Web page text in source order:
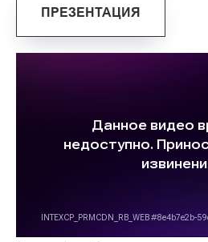
ПРЕЗЕНТАЦИЯ